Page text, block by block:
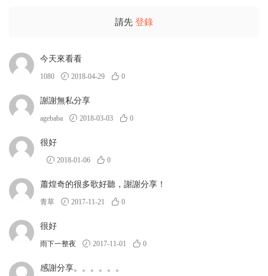
請先 登錄
今天來看看
1080 2018-04-29 0
謝謝無私分享
agebaba 2018-03-03 0
很好
2018-01-06 0
蕭煌奇的很多歌好聽，謝謝分享！
青草 2017-11-21 0
很好
雨下一整夜 2017-11-01 0
感謝分享。。。。。。